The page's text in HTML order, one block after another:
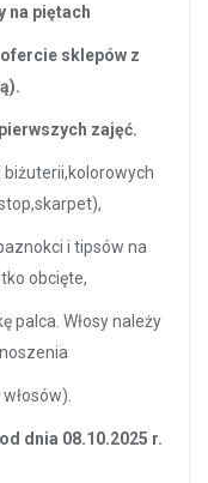
na piętach
sklepów z
zajęć.
biżuterii,kolorowych
i tipsów na
obcięte,
palca. Włosy należy
dnia 08.10.2025 r.